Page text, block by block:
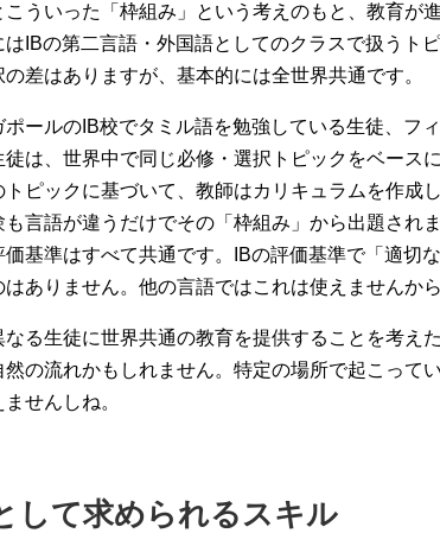
こういった「枠組み」という考えのもと、教育が
IBの第二言語・外国語としてのクラスで扱うト
の差はありますが、基本的には全世界共通です。
ポールのIB校でタミル語を勉強している生徒、フ
徒は、世界中で同じ必修・選択トピックをベース
トピックに基づいて、教師はカリキュラムを作成
も言語が違うだけでその「枠組み」から出題され
価基準はすべて共通です。IBの評価基準で「適切
ありません。他の言語ではこれは使えませんから
なる生徒に世界共通の教育を提供することを考え
然の流れかもしれません。特定の場所で起こって
せんしね。
して求められるスキル